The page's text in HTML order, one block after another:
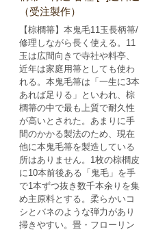
（受注製作）
【棕櫚箒】本鬼毛11玉長柄箒/
修理しながら長く使える。11
玉は広間向きで寺社や料亭、
近年は家庭用箒としても使わ
れる。本鬼毛箒は「一生に3本
あれば足りる」といわれ、棕
櫚箒の中で最も上質で耐久性
が高いとされた。あまりに手
間のかかる製法のため、現在
他に本鬼毛箒を製造している
所はありません。1枚の棕櫚皮
に10本前後ある「鬼毛」を手
で1本ずつ抜き数千本余りを集
め主原料とする。柔らかいコ
シとバネのような弾力があり
掃きやすい。畳・フローリン